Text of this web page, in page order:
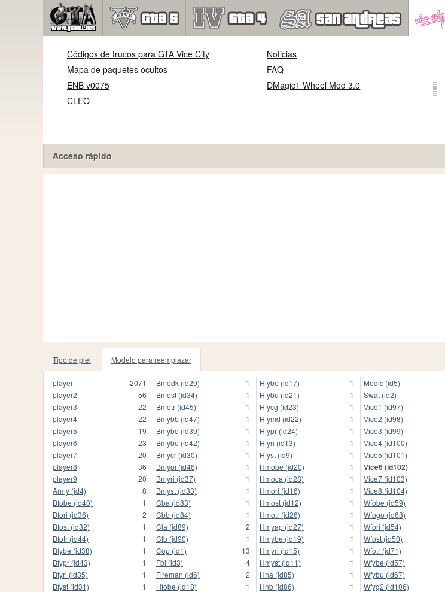
Códigos de trucos para GTA Vice City
Mapa de paquetes ocultos
ENB v0075
CLEO
Noticias
FAQ
DMagic1 Wheel Mod 3.0
Acceso rápido
Tipo de piel Modelo para reemplazar
player
2071
player2
56
player3
22
player4
22
player5
19
player6
23
player7
20
player8
36
player9
20
Army (id4)
8
Bfobe (id40)
1
Bfori (id36)
2
Bfost (id32)
1
Bfotr (id44)
1
Bfybe (id38)
1
Bfypr (id43)
1
Bfyri (id35)
1
Bfyst (id31)
1
Bmodk (id29)
1
Bmost (id34)
1
Bmotr (id45)
1
Bmybb (id47)
1
Bmybe (id39)
1
Bmybu (id42)
1
Bmycr (id30)
1
Bmypi (id46)
1
Bmyri (id37)
1
Bmyst (id33)
1
Cba (id83)
1
Cbb (id84)
1
Cla (id89)
2
Clb (id90)
1
Cop (id1)
13
Fbi (id3)
4
Fireman (id6)
2
Hfobe (id18)
1
Hfybe (id17)
1
Hfybu (id21)
1
Hfycg (id23)
1
Hfymd (id22)
1
Hfypr (id24)
1
Hfyri (id13)
1
Hfyst (id9)
1
Hmobe (id20)
1
Hmoca (id28)
1
Hmori (id16)
1
Hmost (id12)
1
Hmotr (id26)
1
Hmyap (id27)
1
Hmybe (id19)
1
Hmyri (id15)
1
Hmyst (id11)
1
Hna (id85)
1
Hnb (id86)
1
Medic (id5)
Swat (id2)
Vice1 (id97)
Vice2 (id98)
Vice3 (id99)
Vice4 (id100)
Vice5 (id101)
Vice6 (id102)
Vice7 (id103)
Vice8 (id104)
Wfobe (id59)
Wfogo (id63)
Wfori (id54)
Wfost (id50)
Wfotr (id71)
Wfybe (id57)
Wfybu (id67)
Wfyg2 (id106)